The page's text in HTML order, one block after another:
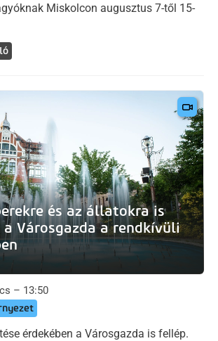
Miskolcon augusztus 7-től 15-
és az állatokra is
Városgazda a rendkívüli
– 13:50
érdekében a Városgazda is fellép.